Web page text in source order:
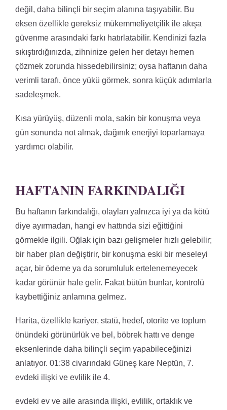
değil, daha bilinçli bir seçim alanına taşıyabilir. Bu
eksen özellikle gereksiz mükemmeliyetçilik ile akışa
güvenme arasındaki farkı hatırlatabilir. Kendinizi fazla
sıkıştırdığınızda, zihninize gelen her detayı hemen
çözmek zorunda hissedebilirsiniz; oysa haftanın daha
verimli tarafı, önce yükü görmek, sonra küçük adımlarla
sadeleşmek.
Kısa yürüyüş, düzenli mola, sakin bir konuşma veya
gün sonunda not almak, dağınık enerjiyi toparlamaya
yardımcı olabilir.
HAFTANIN FARKINDALIĞI
Bu haftanın farkındalığı, olayları yalnızca iyi ya da kötü
diye ayırmadan, hangi ev hattında sizi eğittiğini
görmekle ilgili. Oğlak için bazı gelişmeler hızlı gelebilir;
bir haber plan değiştirir, bir konuşma eski bir meseleyi
açar, bir ödeme ya da sorumluluk ertelenemeyecek
kadar görünür hale gelir. Fakat bütün bunlar, kontrolü
kaybettiğiniz anlamına gelmez.
Harita, özellikle kariyer, statü, hedef, otorite ve toplum
önündeki görünürlük ve bel, böbrek hattı ve denge
eksenlerinde daha bilinçli seçim yapabileceğinizi
anlatıyor. 01:38 civarındaki Güneş kare Neptün, 7.
evdeki ilişki ve evlilik ile 4.
evdeki ev ve aile arasında ilişki, evlilik, ortaklık ve